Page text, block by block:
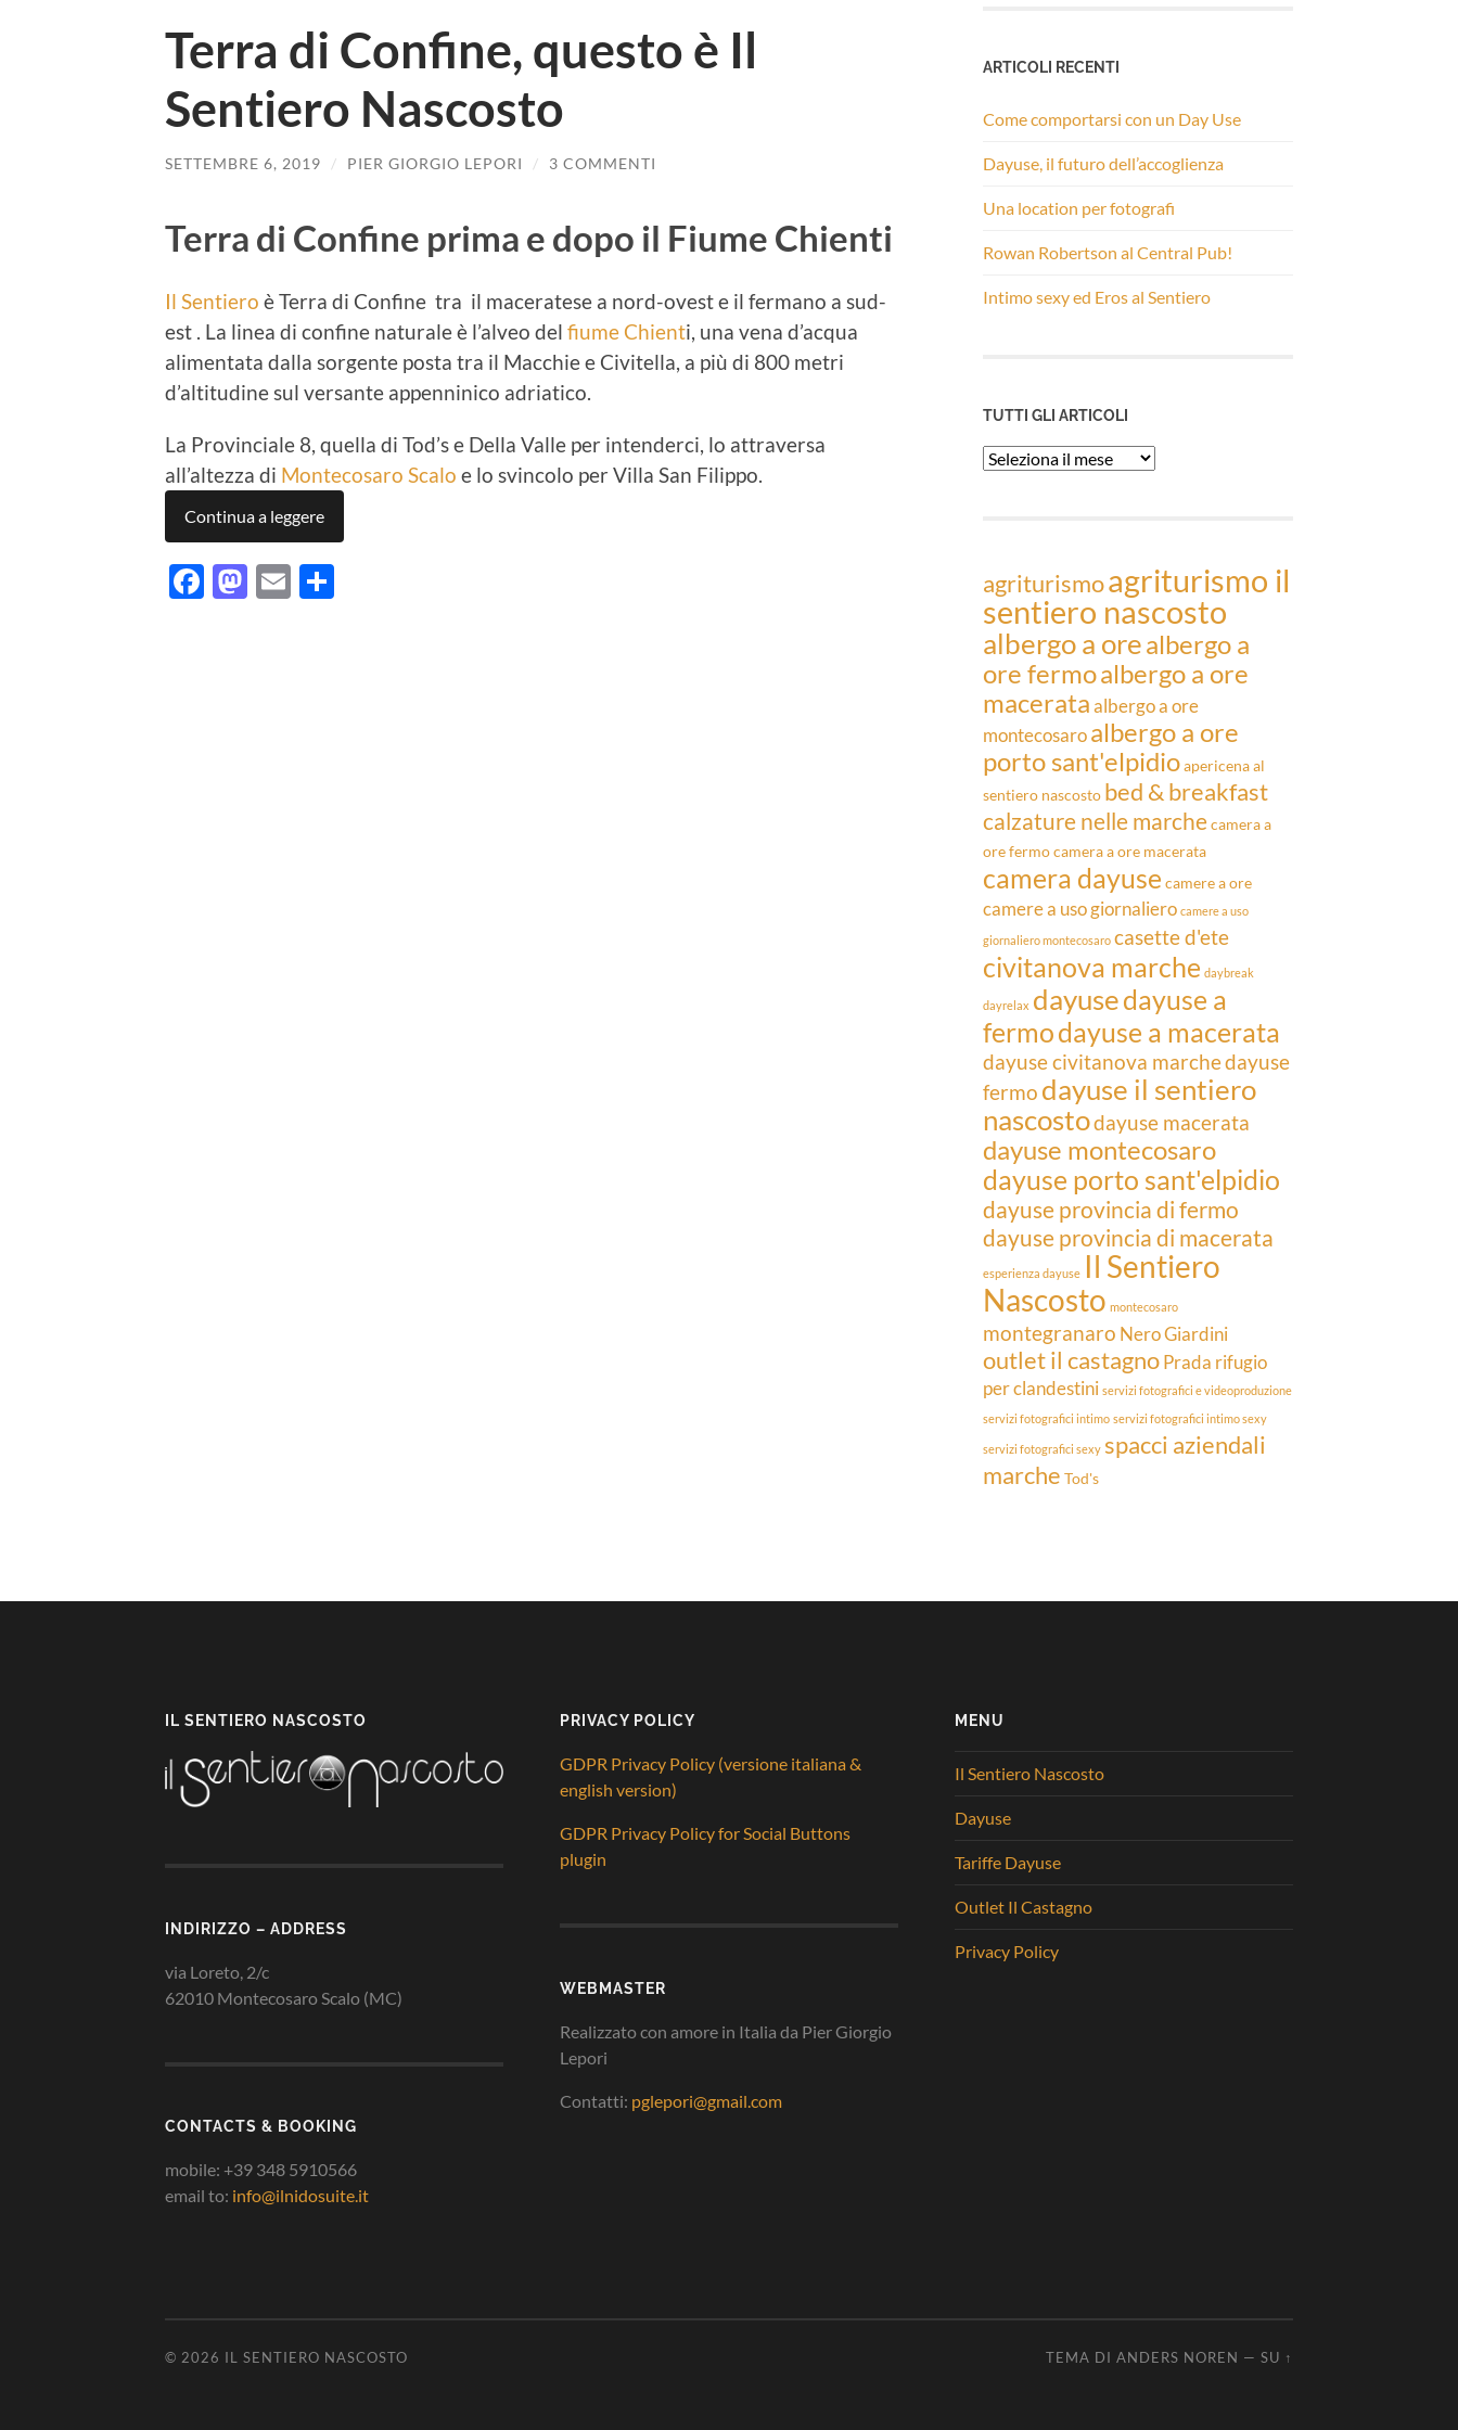
Terra di Confine, questo è Il
Sentiero Nascosto
SETTEMBRE 6, 2019 / PIER GIORGIO LEPORI / 3 COMMENTI
Terra di Confine prima e dopo il Fiume Chienti
Il Sentiero è Terra di Confine tra il maceratese a nord-ovest e il fermano a sud-
est . La linea di confine naturale è l’alveo del fiume Chienti, una vena d’acqua
alimentata dalla sorgente posta tra il Macchie e Civitella, a più di 800 metri
d’altitudine sul versante appenninico adriatico.
La Provinciale 8, quella di Tod’s e Della Valle per intenderci, lo attraversa
all’altezza di Montecosaro Scalo e lo svincolo per Villa San Filippo.
Continua a leggere
Facebook
Mastodon
Email
ARTICOLI RECENTI
Come comportarsi con un Day Use
Dayuse, il futuro dell’accoglienza
Una location per fotografi
Rowan Robertson al Central Pub!
Intimo sexy ed Eros al Sentiero
TUTTI GLI ARTICOLI
Tutti
agriturismoagriturismo il
sentiero nascosto
albergo a orealbergo a
ore fermoalbergo a ore
macerataalbergo a ore
montecosaroalbergo a ore
porto sant'elpidioapericena al
sentiero nascosto bed & breakfast
calzature nelle marchecamera a
ore fermocamera a ore macerata
camera dayuse camere a ore
camere a uso giornaliero camere a uso
giornaliero montecosaro casette d'ete
civitanova marche daybreak
dayrelax dayusedayuse a
fermodayuse a macerata
dayuse civitanova marchedayuse
fermo dayuse il sentiero
nascostodayuse macerata
dayuse montecosaro
dayuse porto sant'elpidio
dayuse provincia di fermo
dayuse provincia di macerata
esperienza dayuse Il Sentiero
Nascosto montecosaro
montegranaro Nero Giardini
outlet il castagnoPrada rifugio
per clandestini servizi fotografici e videoproduzione
servizi fotografici intimo servizi fotografici intimo sexy
servizi fotografici sexy spacci aziendali
marche Tod's
IL SENTIERO NASCOSTO
INDIRIZZO – ADDRESS
via Loreto, 2/c
62010 Montecosaro Scalo (MC)
CONTACTS & BOOKING
mobile: +39 348 5910566
email to: info@ilnidosuite.it
PRIVACY POLICY
GDPR Privacy Policy (versione italiana &
english version)
GDPR Privacy Policy for Social Buttons
plugin
WEBMASTER
Realizzato con amore in Italia da Pier Giorgio
Lepori
Contatti: pglepori@gmail.com
MENU
Il Sentiero Nascosto
Dayuse
Tariffe Dayuse
Outlet Il Castagno
Privacy Policy
© 2026 IL SENTIERO NASCOSTO TEMA DI ANDERS NOREN — SU ↑